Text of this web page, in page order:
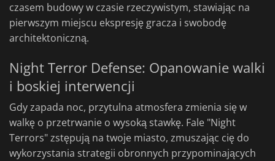
czasem budowy w czasie rzeczywistym, stawiając na
pierwszym miejscu ekspresję gracza i swobodę
architektoniczną.
Night Terror Defense: Opanowanie walki
i boskiej interwencji
Gdy zapada noc, przytulna atmosfera zmienia się w
walkę o przetrwanie o wysoką stawkę. Fale "Night
Terrors" zstępują na twoje miasto, zmuszając cię do
wykorzystania strategii obronnych przypominających